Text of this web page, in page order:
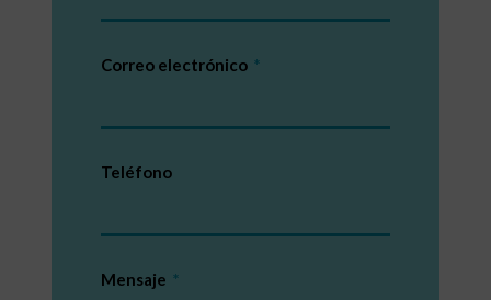
Correo electrónico
Teléfono
Mensaje